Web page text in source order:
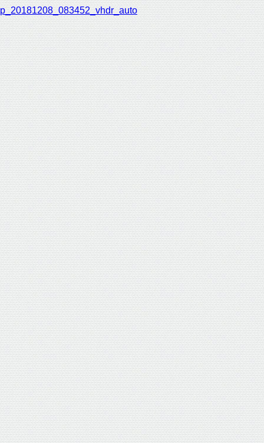
p_20181208_083452_vhdr_auto